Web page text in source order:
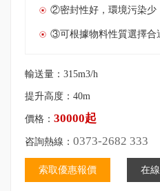
②密封性好，環境污染少
③可根據物料性質選擇合
輸送量：315m3/h
提升高度：40m
價格： 30000起
咨詢熱線： 0373-2682 333
索取優惠報價 在